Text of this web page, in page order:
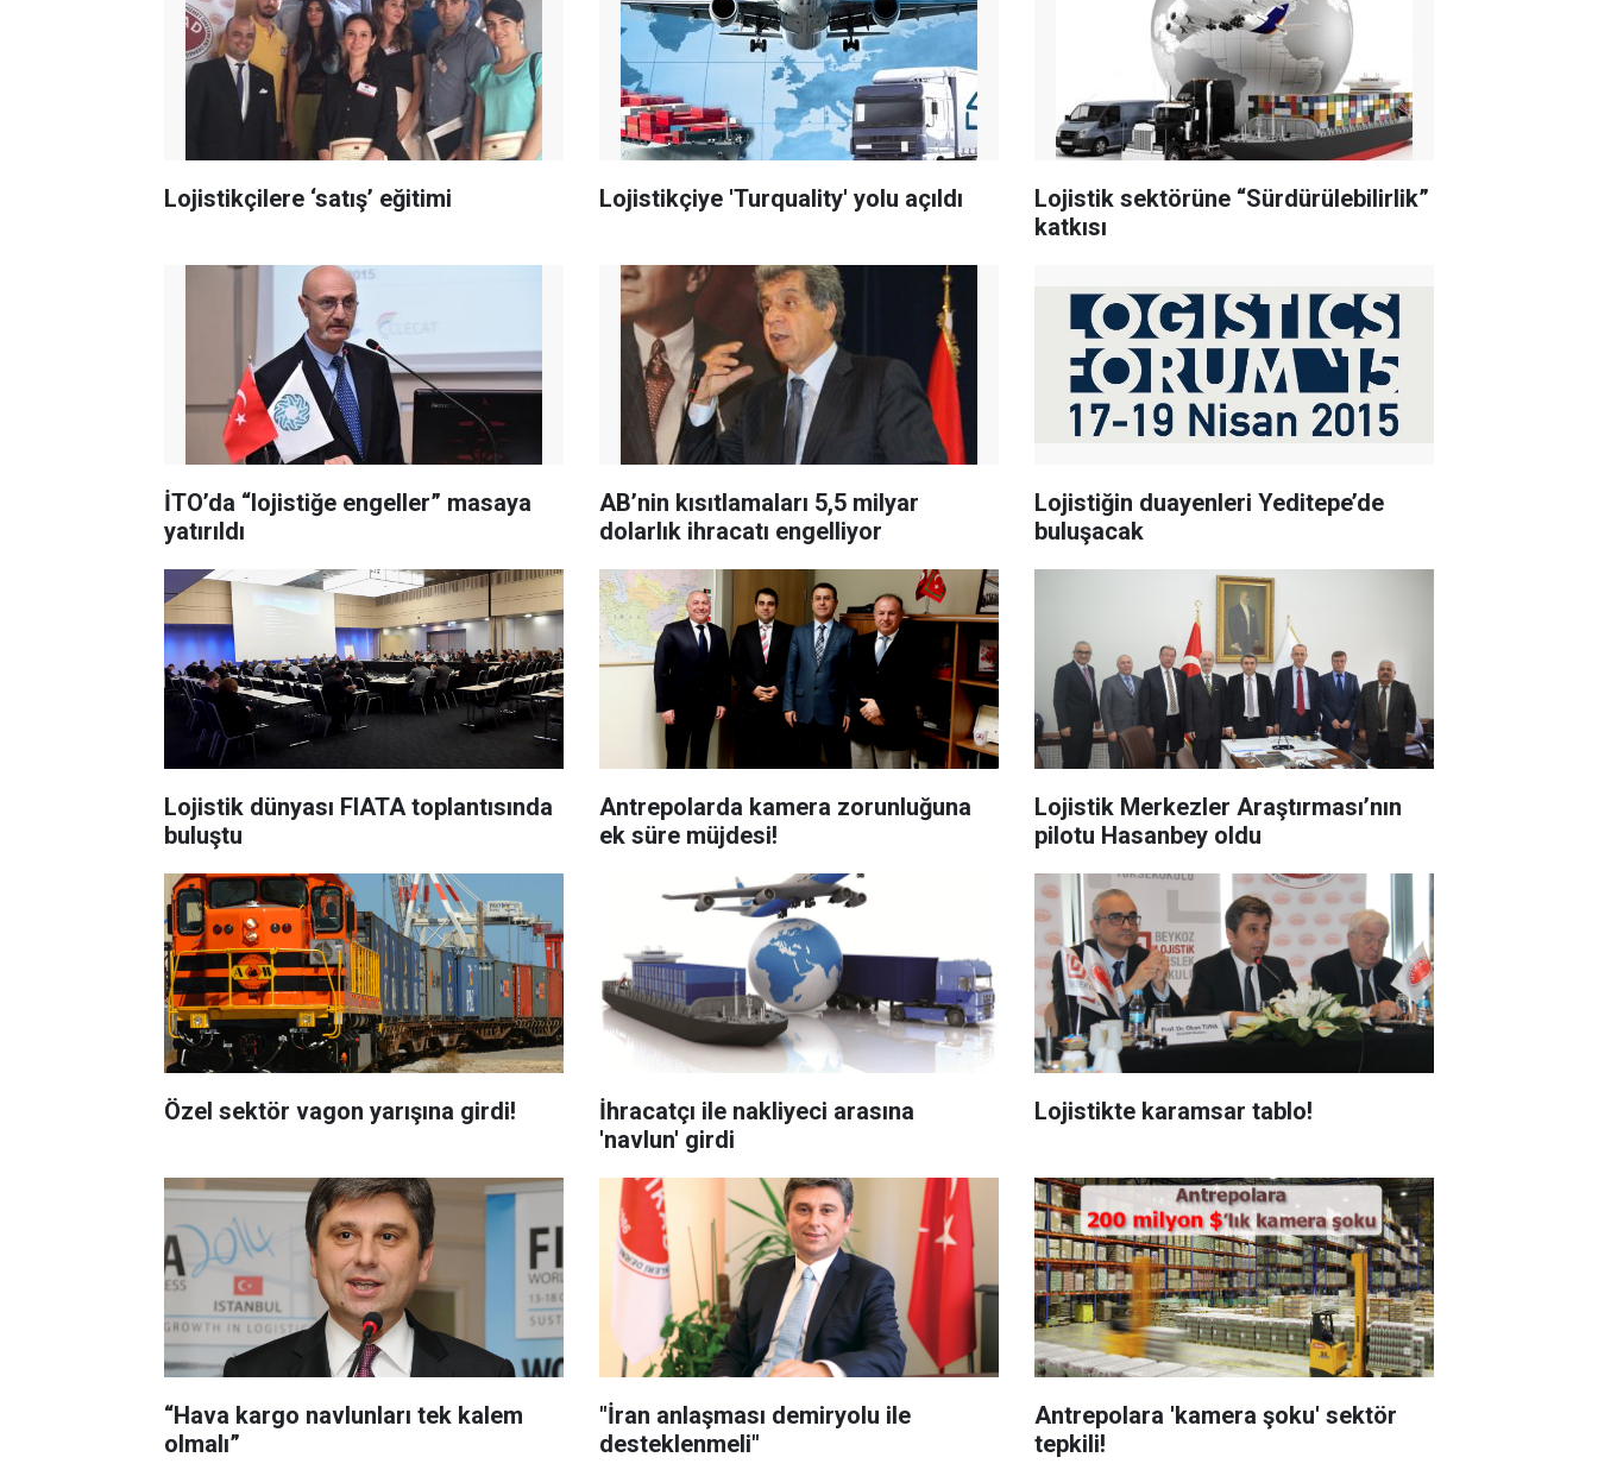
Lojistikçilere ‘satış’ eğitimi Lojistikçiye 'Turquality' yolu açıldı
Lojistik sektörüne “Sürdürülebilirlik”
katkısı
İTO’da “lojistiğe engeller” masaya
yatırıldı
AB’nin kısıtlamaları 5,5 milyar
dolarlık ihracatı engelliyor
Lojistiğin duayenleri Yeditepe’de
buluşacak
Lojistik dünyası FIATA toplantısında
buluştu
Antrepolarda kamera zorunluğuna
ek süre müjdesi!
Lojistik Merkezler Araştırması’nın
pilotu Hasanbey oldu
Özel sektör vagon yarışına girdi!
İhracatçı ile nakliyeci arasına
'navlun' girdi
Lojistikte karamsar tablo!
“Hava kargo navlunları tek kalem
olmalı”
"İran anlaşması demiryolu ile
desteklenmeli"
Antrepolara 'kamera şoku' sektör
tepkili!